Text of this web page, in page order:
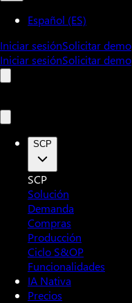
Español (ES)
Iniciar sesiónSolicitar demo
Iniciar sesiónSolicitar demo
SCP
SCP
Solución
Demanda
Compras
Producción
Ciclo S&OP
Funcionalidades
IA Nativa
Precios